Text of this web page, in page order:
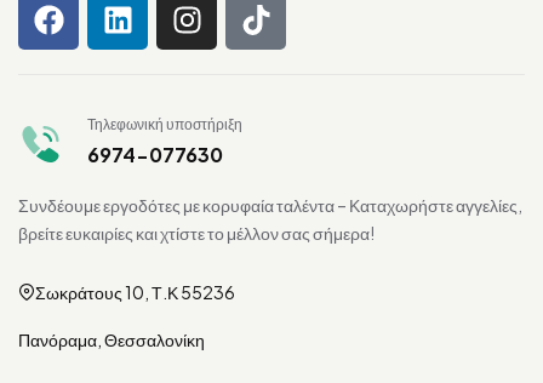
Τηλεφωνική υποστήριξη
6974-077630
Συνδέουμε εργοδότες με κορυφαία ταλέντα – Καταχωρήστε αγγελίες,
βρείτε ευκαιρίες και χτίστε το μέλλον σας σήμερα!
Σωκράτους 10, Τ.Κ 55236
Πανόραμα, Θεσσαλονίκη